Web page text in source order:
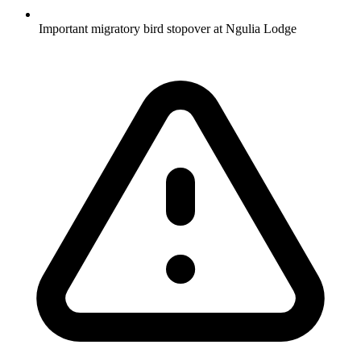
Important migratory bird stopover at Ngulia Lodge